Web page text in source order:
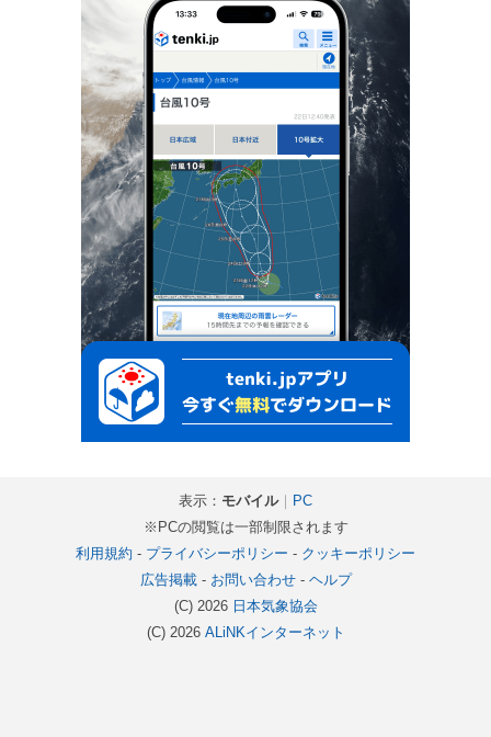
表示： モバイル｜ PC
※PCの閲覧は一部制限されます
利用規約 - プライバシーポリシー - クッキーポリシー
広告掲載- お問い合わせ- ヘルプ
(C) 2026 日本気象協会
(C) 2026 ALiNKインターネット